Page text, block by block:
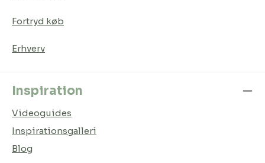
Fortryd køb
Erhverv
Inspiration
Videoguides
Inspirationsgalleri
Blog